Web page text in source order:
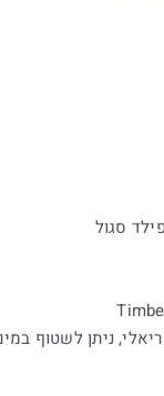
סגול
ניתן לשטוף